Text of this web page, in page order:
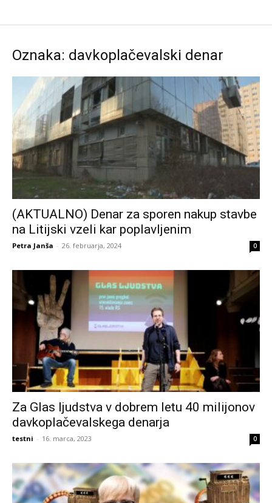
Oznaka: davkoplačevalski denar
(AKTUALNO) Denar za sporen nakup stavbe
na Litijski vzeli kar poplavljenim
Petra Janša - 26. februarja, 2024 0
Za Glas ljudstva v dobrem letu 40 milijonov
davkoplačevalskega denarja
testni - 16. marca, 2023 0